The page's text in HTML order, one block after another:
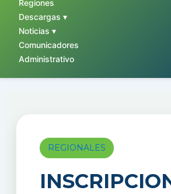
Regiones
Descargas ▾
Noticias ▾
Comunicadores
Administrativo
REGIONALES